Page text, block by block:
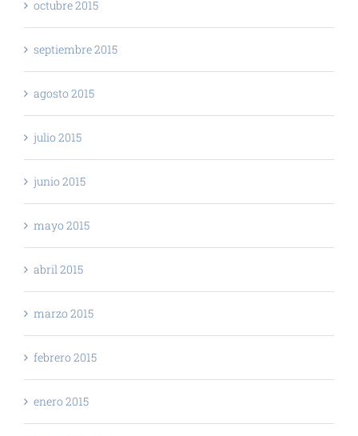
octubre 2015
septiembre 2015
agosto 2015
julio 2015
junio 2015
mayo 2015
abril 2015
marzo 2015
febrero 2015
enero 2015